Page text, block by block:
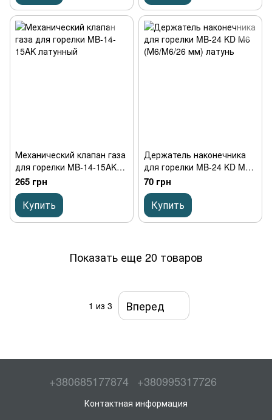
Механический клапан газа
для горелки MB-14-15AK
латунный
265 грн
Купить
Держатель наконечника
для горелки MB-24 KD M6
(М6/M6/26 мм) латунь
70 грн
Купить
Показать еще 20 товаров
1 из 3 Вперед
+380685177874 +380995317726
Контактная информация